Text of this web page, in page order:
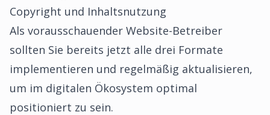
Copyright und Inhaltsnutzung
Als vorausschauender Website-Betreiber
sollten Sie bereits jetzt alle drei Formate
implementieren und regelmäßig aktualisieren,
um im digitalen Ökosystem optimal
positioniert zu sein.